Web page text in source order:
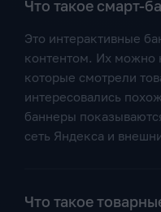
Что такое смарт-
Это интерактивные
контентом. Их можно
которые смотрели
интересовались
баннеры
сеть Яндекса и
Что такое